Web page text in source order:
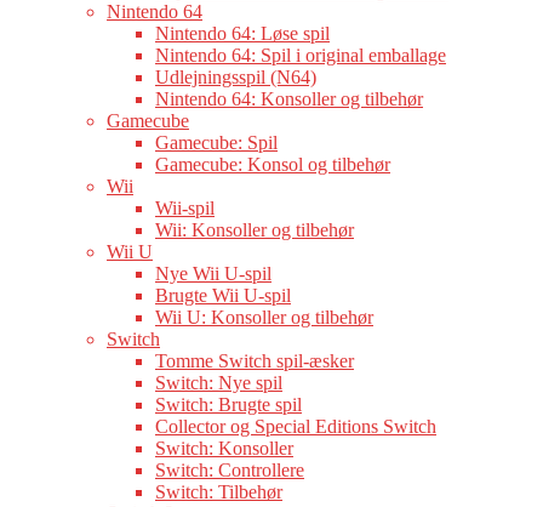
Nintendo 64
Nintendo 64: Løse spil
Nintendo 64: Spil i original emballage
Udlejningsspil (N64)
Nintendo 64: Konsoller og tilbehør
Gamecube
Gamecube: Spil
Gamecube: Konsol og tilbehør
Wii
Wii-spil
Wii: Konsoller og tilbehør
Wii U
Nye Wii U-spil
Brugte Wii U-spil
Wii U: Konsoller og tilbehør
Switch
Tomme Switch spil-æsker
Switch: Nye spil
Switch: Brugte spil
Collector og Special Editions Switch
Switch: Konsoller
Switch: Controllere
Switch: Tilbehør